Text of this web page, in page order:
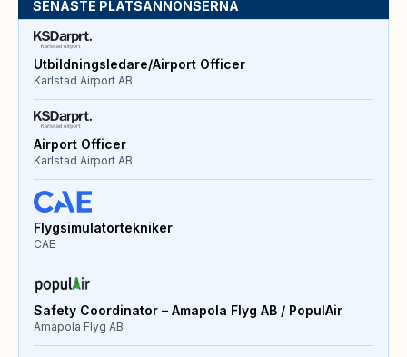
SENASTE PLATSANNONSERNA
Utbildningsledare/Airport Officer
Karlstad Airport AB
Airport Officer
Karlstad Airport AB
Flygsimulatortekniker
CAE
Safety Coordinator – Amapola Flyg AB / PopulAir
Amapola Flyg AB